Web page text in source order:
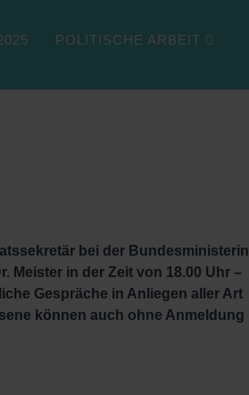
POLITISCHE ARBEIT
bei der Bundesministerin
Meister in der Zeit von 18.00 Uhr –
Gespräche in Anliegen aller Art
können auch ohne Anmeldung